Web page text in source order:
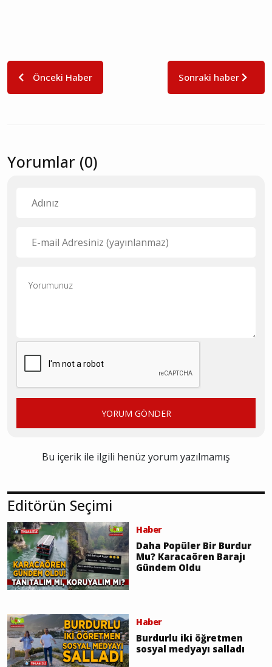
Önceki Haber Sonraki haber
Yorumlar (0)
YORUM GÖNDER
Bu içerik ile ilgili henüz yorum yazılmamış
Editörün Seçimi
Haber
Daha Popüler Bir Burdur
Mu? Karacaören Barajı
Gündem Oldu
Haber
Burdurlu iki öğretmen
sosyal medyayı salladı